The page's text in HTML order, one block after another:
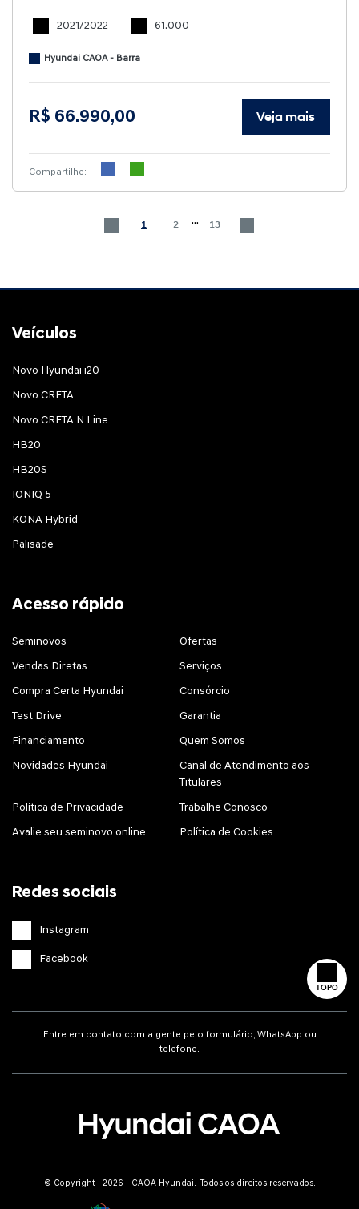
2021/2022 61.000
Hyundai CAOA - Barra
R$ 66.990,00 Veja mais
Compartilhe:
1 2 ... 13
TOPO
Veículos
Novo Hyundai i20
Novo CRETA
Novo CRETA N Line
HB20
HB20S
IONIQ 5
KONA Hybrid
Palisade
Acesso rápido
Seminovos Ofertas
Vendas Diretas Serviços
Compra Certa Hyundai Consórcio
Test Drive Garantia
Financiamento Quem Somos
Novidades Hyundai
Canal de Atendimento aos
Titulares
Política de Privacidade Trabalhe Conosco
Avalie seu seminovo online Política de Cookies
Redes sociais
Instagram
Facebook
Entre em contato com a gente pelo formulário, WhatsApp ou
telefone.
© Copyright 2026 - CAOA Hyundai. Todos os direitos reservados.